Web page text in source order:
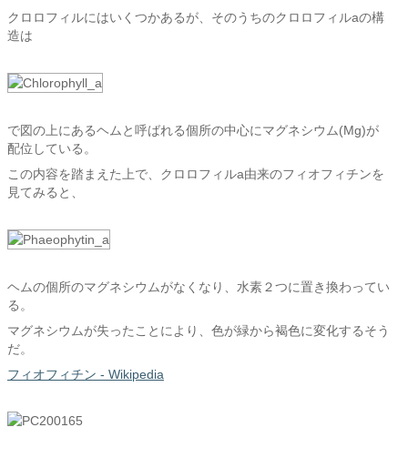
クロロフィルにはいくつかあるが、そのうちのクロロフィルaの構
造は
で図の上にあるヘムと呼ばれる個所の中心にマグネシウム(Mg)が
配位している。
この内容を踏まえた上で、クロロフィルa由来のフィオフィチンを
見てみると、
ヘムの個所のマグネシウムがなくなり、水素２つに置き換わってい
る。
マグネシウムが失ったことにより、色が緑から褐色に変化するそう
だ。
フィオフィチン - Wikipedia